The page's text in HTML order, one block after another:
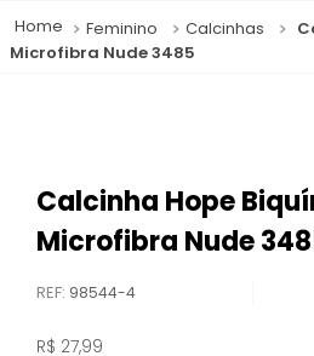
Feminino Calcinhas
Microfibra Nude 3485
Calcinha Hope
Microfibra Nude
REF: 98544-4
R$ 27,99